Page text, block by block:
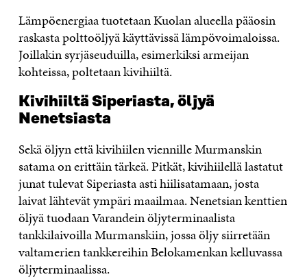
Lämpöenergiaa tuotetaan Kuolan alueella pääosin
raskasta polttoöljyä käyttävissä lämpövoimaloissa.
Joillakin syrjäseuduilla, esimerkiksi armeijan
kohteissa, poltetaan kivihiiltä.
Kivihiiltä Siperiasta, öljyä
Nenetsiasta
Sekä öljyn että kivihiilen viennille Murmanskin
satama on erittäin tärkeä. Pitkät, kivihiilellä lastatut
junat tulevat Siperiasta asti hiilisatamaan, josta
laivat lähtevät ympäri maailmaa. Nenetsian kenttien
öljyä tuodaan Varandein öljyterminaalista
tankkilaivoilla Murmanskiin, jossa öljy siirretään
valtamerien tankkereihin Belokamenkan kelluvassa
öljyterminaalissa.